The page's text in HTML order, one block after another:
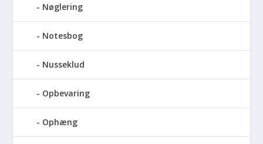
Nøglering
Notesbog
Nusseklud
Opbevaring
Ophæng